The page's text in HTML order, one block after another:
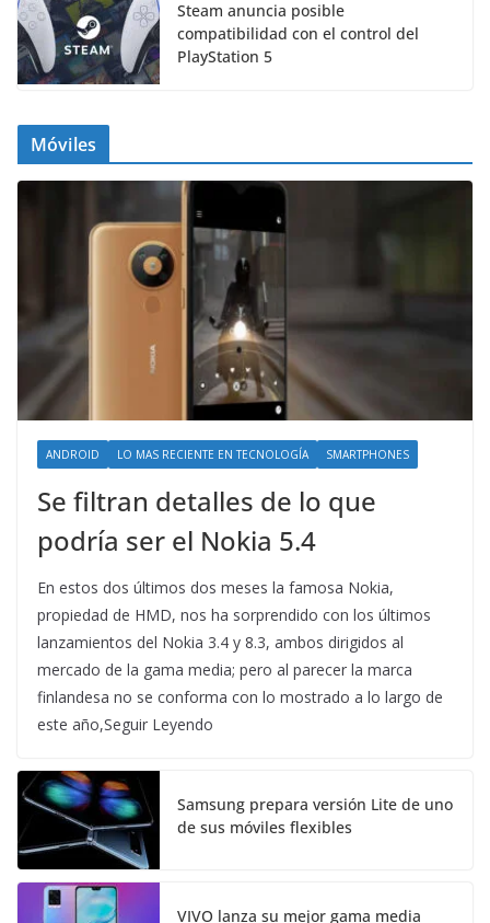
Steam anuncia posible
compatibilidad con el control del
PlayStation 5
Móviles
ANDROID LO MAS RECIENTE EN TECNOLOGÍA SMARTPHONES
Se filtran detalles de lo que
podría ser el Nokia 5.4
En estos dos últimos dos meses la famosa Nokia,
propiedad de HMD, nos ha sorprendido con los últimos
lanzamientos del Nokia 3.4 y 8.3, ambos dirigidos al
mercado de la gama media; pero al parecer la marca
finlandesa no se conforma con lo mostrado a lo largo de
este año,Seguir Leyendo
Samsung prepara versión Lite de uno
de sus móviles flexibles
VIVO lanza su mejor gama media